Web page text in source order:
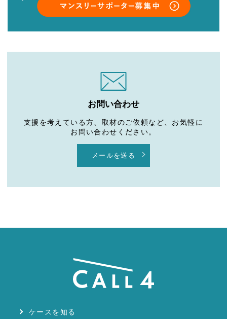
お問い合わせ
支援を考えている方、取材のご依頼など、お気軽に
お問い合わせください。
メールを送る
ケースを知る